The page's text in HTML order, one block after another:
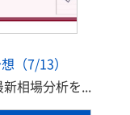
（7/13）
相場分析を...